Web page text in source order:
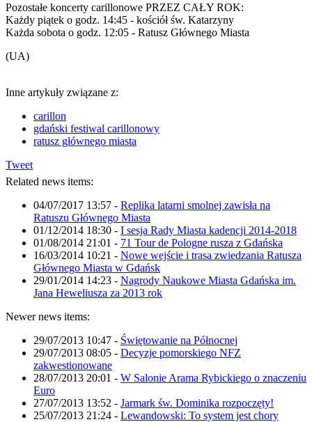
Pozostałe koncerty carillonowe PRZEZ CAŁY ROK:
Każdy piątek o godz. 14:45 - kościół św. Katarzyny
Każda sobota o godz. 12:05 - Ratusz Głównego Miasta
(UA)
Inne artykuły związane z:
carillon
gdański festiwal carillonowy
ratusz głównego miasta
Tweet
Related news items:
04/07/2017 13:57 - Replika latarni smolnej zawisła na
Ratuszu Głównego Miasta
01/12/2014 18:30 - I sesja Rady Miasta kadencji 2014-2018
01/08/2014 21:01 - 71 Tour de Pologne rusza z Gdańska
16/03/2014 10:21 - Nowe wejście i trasa zwiedzania Ratusza
Głównego Miasta w Gdańsk
29/01/2014 14:23 - Nagrody Naukowe Miasta Gdańska im.
Jana Heweliusza za 2013 rok
Newer news items:
29/07/2013 10:47 - Świętowanie na Północnej
29/07/2013 08:05 - Decyzje pomorskiego NFZ
zakwestionowane
28/07/2013 20:01 - W Salonie Arama Rybickiego o znaczeniu
Euro
27/07/2013 13:52 - Jarmark św. Dominika rozpoczęty!
25/07/2013 21:24 - Lewandowski: To system jest chory